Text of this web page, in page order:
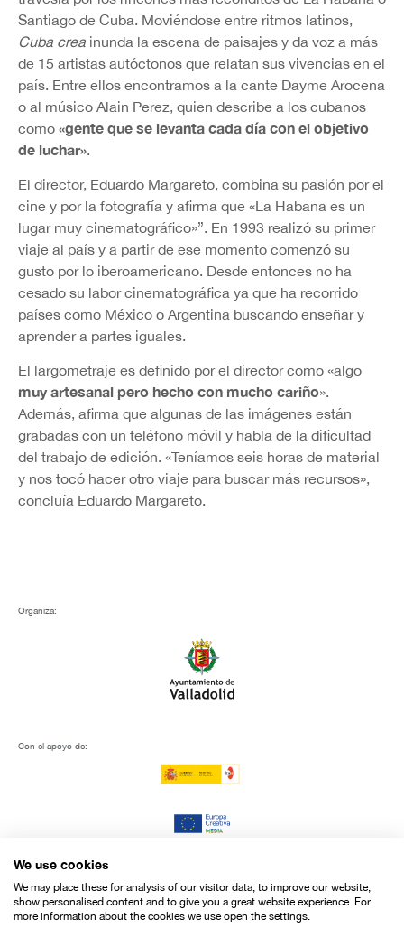
Santiago de Cuba. Moviéndose entre ritmos latinos,
Cuba crea inunda la escena de paisajes y da voz a más
de 15 artistas autóctonos que relatan sus vivencias en el
país. Entre ellos encontramos a la cante Dayme Arocena
o al músico Alain Perez, quien describe a los cubanos
como «gente que se levanta cada día con el objetivo
de luchar»
El director, Eduardo Margareto, combina su pasión por el
cine y por la fotografía y afirma que «La Habana es un
lugar muy cinematográfico»”. En 1993 realizó su primer
viaje al país y a partir de ese momento comenzó su
gusto por lo iberoamericano. Desde entonces no ha
cesado su labor cinematográfica ya que ha recorrido
países como México o Argentina buscando enseñar y
aprender a partes iguales.
El largometraje es definido por el director como «algo
muy artesanal pero hecho con mucho cariño».
Además, afirma que algunas de las imágenes están
grabadas con un teléfono móvil y habla de la dificultad
del trabajo de edición. «Teníamos seis horas de material
y nos tocó hacer otro viaje para buscar más recursos»,
concluía Eduardo Margareto.
Organiza:
Con el apoyo de:
We use cookies
We may place these for analysis of our visitor data, to improve our website,
show personalised content and to give you a great website experience. For
more information about the cookies we use open the settings.